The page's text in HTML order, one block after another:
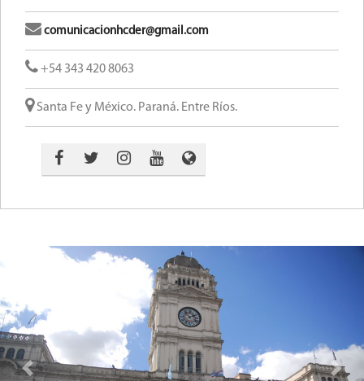
comunicacionhcder@gmail.com
+54 343 420 8063
Santa Fe y México. Paraná. Entre Ríos.
Previous Next